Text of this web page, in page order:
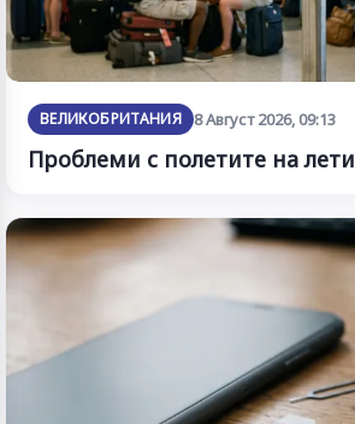
ВЕЛИКОБРИТАНИЯ 8 Август 2026, 09:13
Проблеми с полетите на